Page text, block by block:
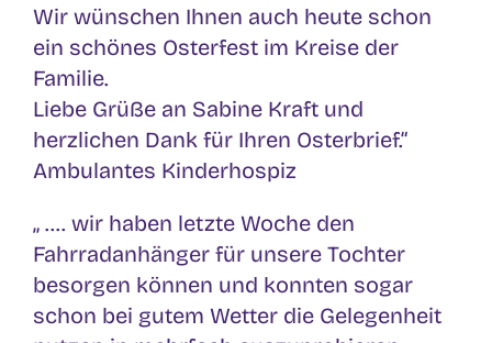
Wir wünschen Ihnen auch heute schon
ein schönes Osterfest im Kreise der
Familie.
Liebe Grüße an Sabine Kraft und
herzlichen Dank für Ihren Osterbrief.“
Ambulantes Kinderhospiz
„ …. wir haben letzte Woche den
Fahrradanhänger für unsere Tochter
besorgen können und konnten sogar
schon bei gutem Wetter die Gelegenheit